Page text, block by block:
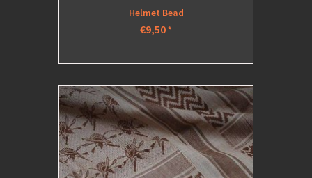
Helmet Bead
€9,50*